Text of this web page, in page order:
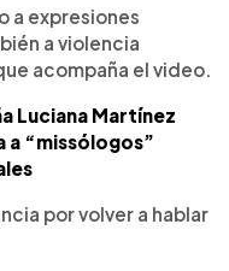
a expresiones
a violencia
acompaña el video.
Luciana Martínez
a “missólogos”
por volver a hablar